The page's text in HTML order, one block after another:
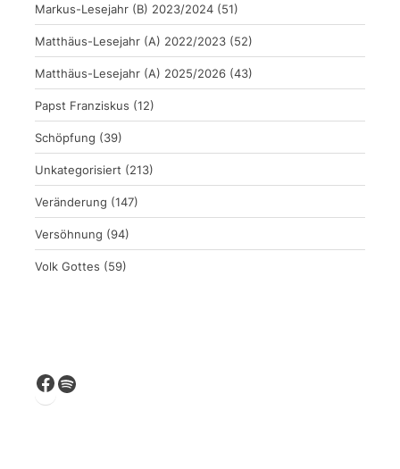
Markus-Lesejahr (B) 2023/2024 (51)
Matthäus-Lesejahr (A) 2022/2023 (52)
Matthäus-Lesejahr (A) 2025/2026 (43)
Papst Franziskus (12)
Schöpfung (39)
Unkategorisiert (213)
Veränderung (147)
Versöhnung (94)
Volk Gottes (59)
Facebook
Spotify